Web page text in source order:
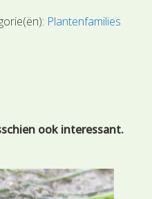
Plantenfamilies
ook interessant.